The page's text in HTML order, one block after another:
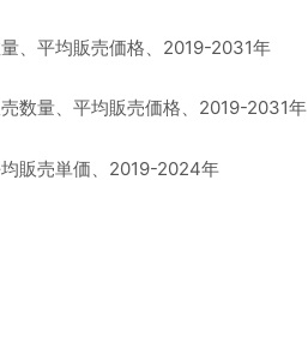
、平均販売価格、2019-2031年
数量、平均販売価格、2019-2031年
販売単価、2019-2024年